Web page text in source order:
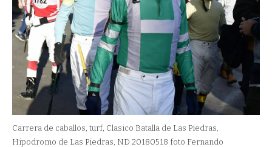
Carrera de caballos, turf, Clasico Batalla de Las Piedras,
Hipodromo de Las Piedras, ND 20180518 foto Fernando